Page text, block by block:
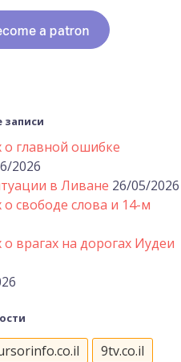
записи
главной ошибке
2026
в Ливане 26/05/2026
свободе слова и 14-м
врагах на дорогах Иудеи
9tv.co.il